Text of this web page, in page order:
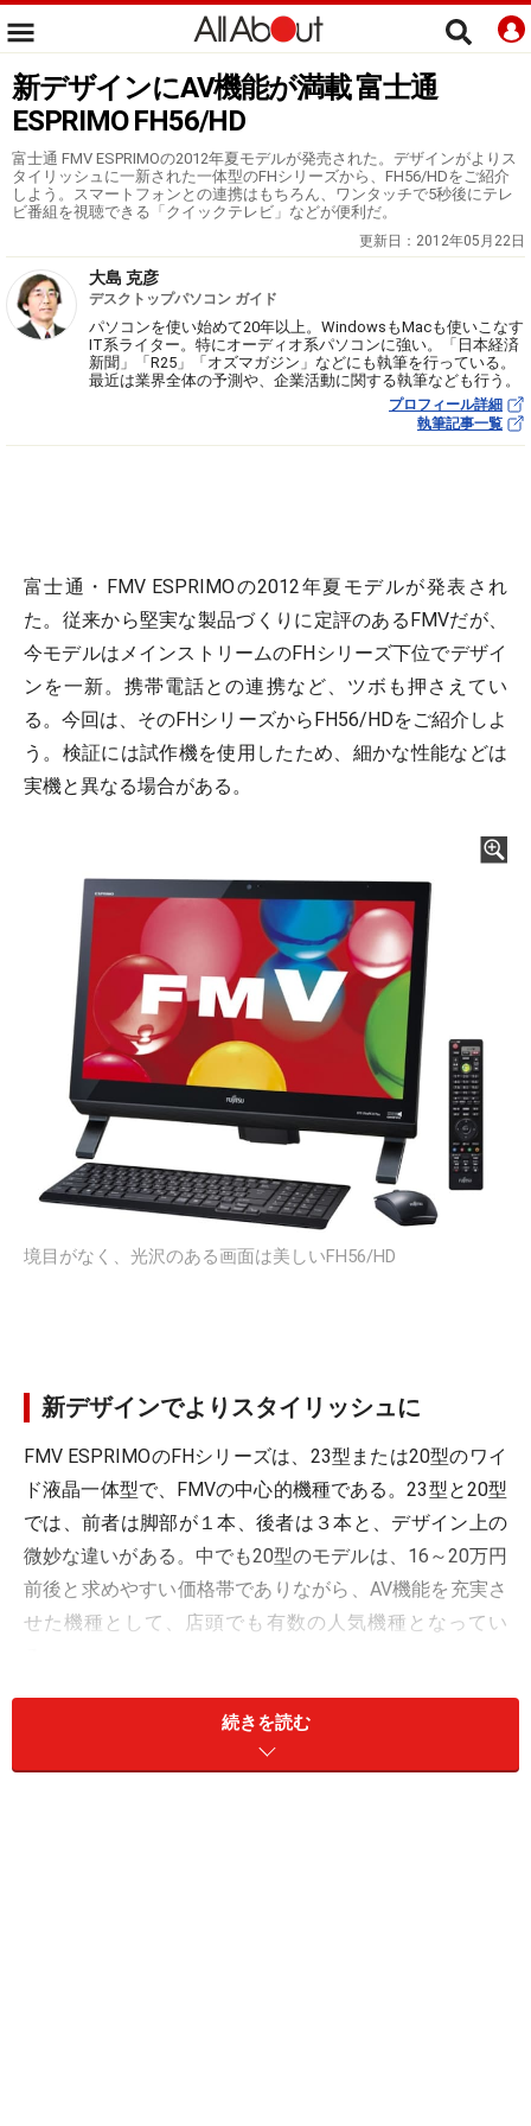
新デザインにAV機能が満載 富士通
ESPRIMO FH56/HD
富士通 FMV ESPRIMOの2012年夏モデルが発売された。デザインがよりス
タイリッシュに一新された一体型のFHシリーズから、FH56/HDをご紹介
しよう。スマートフォンとの連携はもちろん、ワンタッチで5秒後にテレ
ビ番組を視聴できる「クイックテレビ」などが便利だ。
更新日： 2012年05月22日
大島 克彦
デスクトップパソコン ガイド
パソコンを使い始めて20年以上。WindowsもMacも使いこなす
IT系ライター。特にオーディオ系パソコンに強い。「日本経済
新聞」「R25」「オズマガジン」などにも執筆を行っている。
最近は業界全体の予測や、企業活動に関する執筆なども行う。
プロフィール詳細
執筆記事一覧
富士通・FMV ESPRIMOの2012年夏モデルが発表され
た。従来から堅実な製品づくりに定評のあるFMVだが、
今モデルはメインストリームのFHシリーズ下位でデザイ
ンを一新。携帯電話との連携など、ツボも押さえてい
る。今回は、そのFHシリーズからFH56/HDをご紹介しよ
う。検証には試作機を使用したため、細かな性能などは
実機と異なる場合がある。
境目がなく、光沢のある画面は美しいFH56/HD
新デザインでよりスタイリッシュに
FMV ESPRIMOのFHシリーズは、23型または20型のワイ
ド液晶一体型で、FMVの中心的機種である。23型と20型
では、前者は脚部が１本、後者は３本と、デザイン上の
微妙な違いがある。中でも20型のモデルは、16～20万円
前後と求めやすい価格帯でありながら、AV機能を充実さ
せた機種として、店頭でも有数の人気機種となってい
今モデルは、モニタを21.5型のIPS液晶へとわずかに大き
くするとともに、画面側をフレームとパネル部の境目が
続きを読む